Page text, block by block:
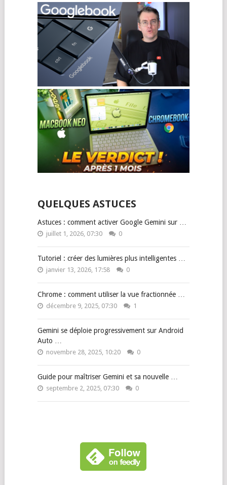
QUELQUES ASTUCES
Astuces : comment activer Google Gemini sur …
juillet 1, 2026, 07:30 0
Tutoriel : créer des lumières plus intelligentes …
janvier 13, 2026, 17:58 0
Chrome : comment utiliser la vue fractionnée …
décembre 9, 2025, 07:30 1
Gemini se déploie progressivement sur Android
Auto …
novembre 28, 2025, 10:20 0
Guide pour maîtriser Gemini et sa nouvelle …
septembre 2, 2025, 07:30 0